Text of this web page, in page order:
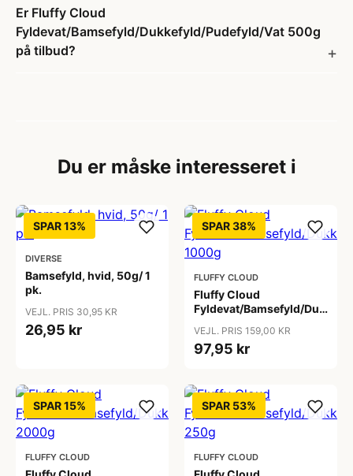
Er Fluffy Cloud
Fyldevat/Bamsefyld/Dukkefyld/Pudefyld/Vat 500g
på tilbud?
Du er måske interesseret i
SPAR 13%
DIVERSE
Bamsefyld, hvid, 50g/ 1
pk.
VEJL. PRIS 30,95 KR
26,95 kr
SPAR 38%
FLUFFY CLOUD
Fluffy Cloud
Fyldevat/Bamsefyld/
VEJL. PRIS 159,00 KR
97,95 kr
SPAR 15%
FLUFFY CLOUD
SPAR 53%
FLUFFY CLOUD